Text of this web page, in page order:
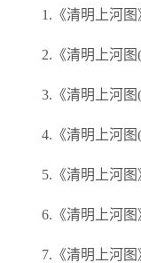
1.《清明上河
2.《清明上河
3.《清明上河
4.《清明上河
5.《清明上河
6.《清明上河
7.《清明上河